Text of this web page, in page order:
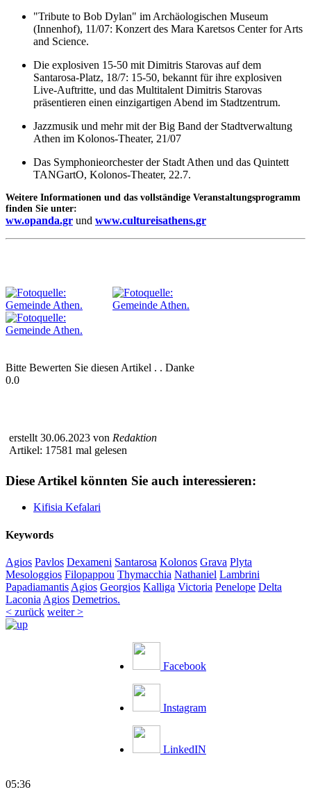
"Tribute to Bob Dylan" im Archäologischen Museum
(Innenhof), 11/07: Konzert des Mara Karetsos Center for Arts
and Science.
Die explosiven 15-50 mit Dimitris Starovas auf dem
Santarosa-Platz, 18/7: 15-50, bekannt für ihre explosiven
Live-Auftritte, und das Multitalent Dimitris Starovas
präsentieren einen einzigartigen Abend im Stadtzentrum.
Jazzmusik und mehr mit der Big Band der Stadtverwaltung
Athen im Kolonos-Theater, 21/07
Das Symphonieorchester der Stadt Athen und das Quintett
TANGartO, Kolonos-Theater, 22.7.
Weitere Informationen und das vollständige Veranstaltungsprogramm
finden Sie unter:
ww.opanda.gr und www.cultureisathens.gr
Bitte Bewerten Sie diesen Artikel . . Danke
0.0
erstellt 30.06.2023 von Redaktion
Artikel: 17581 mal gelesen
Diese Artikel könnten Sie auch interessieren:
Kifisia Kefalari
Keywords
Agios Pavlos Dexameni Santarosa Kolonos Grava Plyta
Mesologgios Filopappou Thymacchia Nathaniel Lambrini
Papadiamantis Agios Georgios Kalliga Victoria Penelope Delta
Laconia Agios Demetrios.
< zurück weiter >
Facebook
Instagram
LinkedIN
05:36